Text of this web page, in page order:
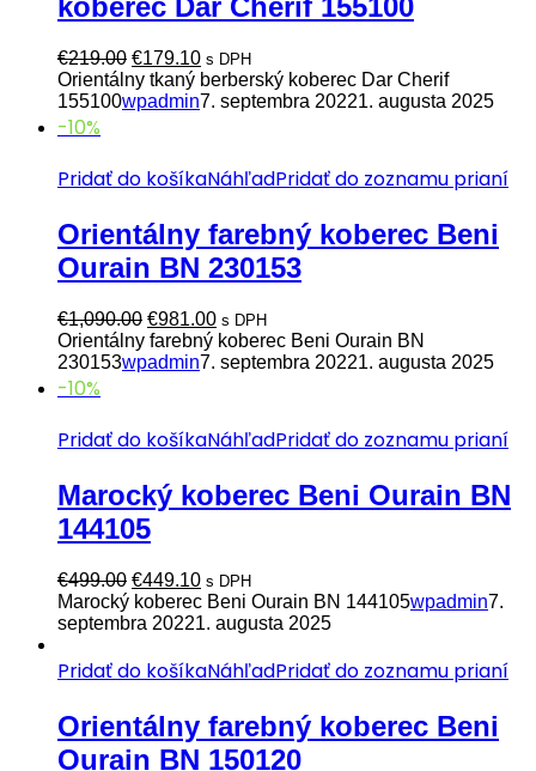
koberec Dar Cherif 155100
€219.00 Pôvodná
cena
bola:
€179.10Aktuálna
cena
je:
s DPH
Orientálny tkaný berberský koberec Dar Cherif
155100wpadmin7. septembra 20221. augusta 2025
-10%
Pridať do košíkaNáhľadPridať do zoznamu prianí
Orientálny farebný koberec Beni
Ourain BN 230153
€1,090.00 Pôvodná
cena
bola:
€981.00Aktuálna
cena
je:
s DPH
Orientálny farebný koberec Beni Ourain BN
230153wpadmin7. septembra 20221. augusta 2025
-10%
Pridať do košíkaNáhľadPridať do zoznamu prianí
Marocký koberec Beni Ourain BN
144105
€499.00 Pôvodná
cena
bola:
€449.10Aktuálna
cena
je:
s DPH
Marocký koberec Beni Ourain BN 144105wpadmin7.
septembra 20221. augusta 2025
Pridať do košíkaNáhľadPridať do zoznamu prianí
Orientálny farebný koberec Beni
Ourain BN 150120